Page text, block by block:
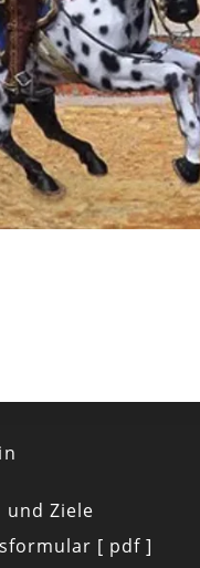
und Ziele
[ pdf ]